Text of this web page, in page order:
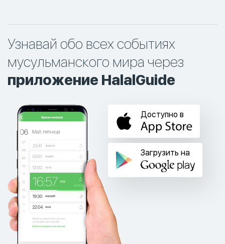
Узнавай обо всех событиях
мусульманского мира через
приложение HalalGuide
Доступно в
Загрузить на